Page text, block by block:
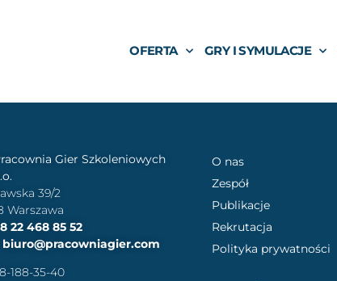
OFERTA GRY I SYMULACJE
Gier Szkoleniowych
39/2
Warszawa
22 468 85 52
biuro@pracowniagier.com
188-35-40
O nas
Zespół
Publikacje
Rekrutacja
Polityka prywatności